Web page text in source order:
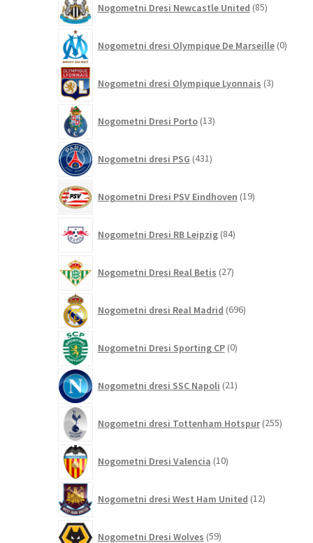
Nogometni Dresi Newcastle United 85izdelkov
Nogometni dresi Olympique De Marseille 0
Nogometni dresi Olympique Lyonnais 3izdelki
Nogometni Dresi Porto 13izdelkov
Nogometni dresi PSG 431izdelkov
Nogometni Dresi PSV Eindhoven 19izdelkov
Nogometni Dresi RB Leipzig 84izdelkov
Nogometni Dresi Real Betis 27izdelkov
Nogometni dresi Real Madrid 696izdelkov
Nogometni Dresi Sporting CP 0izdelkov
Nogometni dresi SSC Napoli 21izdelkov
Nogometni dresi Tottenham Hotspur 255
Nogometni Dresi Valencia 10izdelkov
Nogometni dresi West Ham United 12izdelkov
Nogometni Dresi Wolves 59